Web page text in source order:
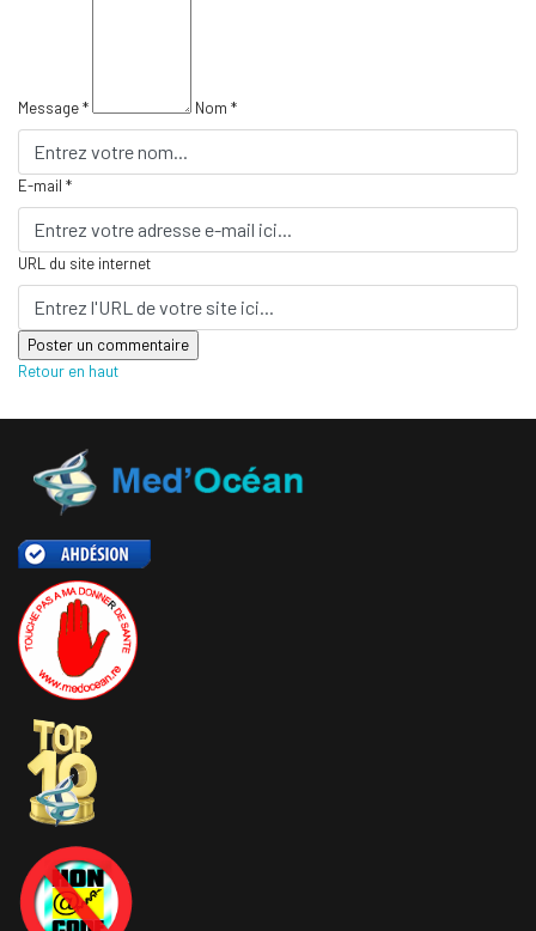
Message * Nom *
E-mail *
URL du site internet
Retour en haut